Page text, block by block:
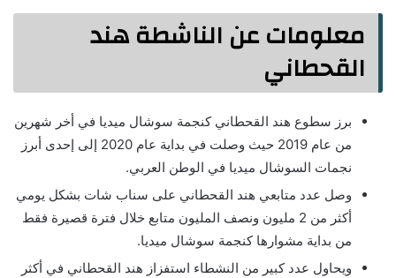
معلومات عن الناشطة هند
القحطاني
برز سطوع هند القحطاني كنجمة سوشال ميديا في أخر شهرين
من عام 2019 حيث وصلت في بداية عام 2020 إلى إحدى أبرز
نجمات السوشال ميديا في الوطن العربي.
وصل عدد متابعي هند القحطاني على سناب شات بشكل يومي
أكثر من 2 مليون ونصف المليون متابع خلال فترة قصيرة فقط
من بداية مشوارها كنجمة سوشال ميديا.
ويحاول عدد كبير من النشطاء استفزاز هند القحطاني في أكثر